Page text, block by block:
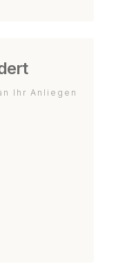
Ihr Anliegen